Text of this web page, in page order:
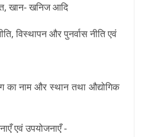
खान- खनिज आदि
विस्थापन और पुनर्वास नीति एवं
का नाम और स्थान तथा औद्योगिक
एवं उपयोजनाएँ -